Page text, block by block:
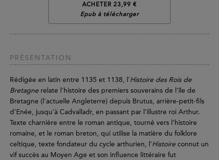
ACHETER 23,99 €
Epub à télécharger
PRÉSENTATION
Rédigée en latin entre 1135 et 1138, l'Histoire des Rois de
Bretagne relate l'histoire des premiers souverains de l'île de
Bretagne (l'actuelle Angleterre) depuis Brutus, arrière-petit-fils
d’Enée, jusqu’à Cadvalladr, en passant par l’illustre roi Arthur.
Texte charnière entre le roman antique, tourné vers l’histoire
romaine, et le roman breton, qui utilise la matière du folklore
celtique, texte fondateur du cycle arthurien, l’Histoire connut un
vif succès au Moyen Age et son influence littéraire fut